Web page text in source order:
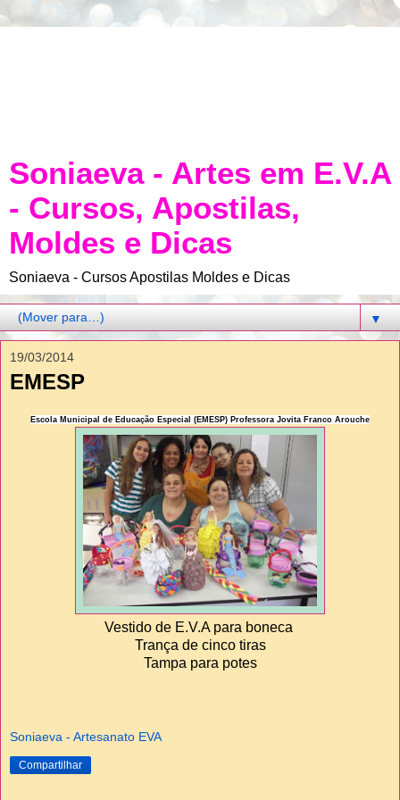
Soniaeva - Artes em E.V.A
- Cursos, Apostilas,
Moldes e Dicas
Soniaeva - Cursos Apostilas Moldes e Dicas
▼
19/03/2014
EMESP
Escola Municipal de Educação Especial (EMESP) Professora Jovita Franco Arouche
Vestido de E.V.A para boneca
Trança de cinco tiras
Tampa para potes
Soniaeva - Artesanato EVA
Compartilhar